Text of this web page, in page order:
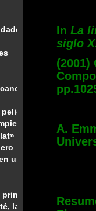
en el marco de
por uno mismo.
una sociedad
de la
langage et sens
In La
siglo
(2001)
A.